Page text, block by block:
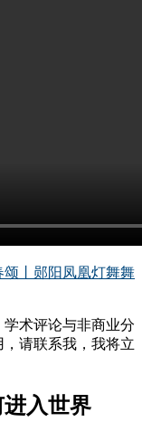
颂丨郧阳凤凰灯舞舞
学术评论与非商业分
请联系我，我将立
入世界